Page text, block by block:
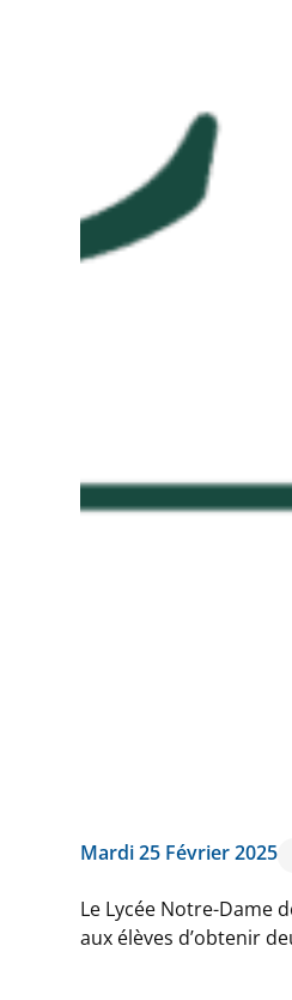
Mardi 25 Février 2025
Le Lycée Notre-Dame
aux élèves d’obtenir